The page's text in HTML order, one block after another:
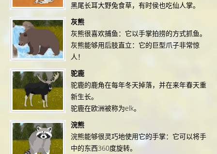
黑尾长耳大野兔食草，有时侯也吃仙人掌。
灰熊
灰熊很喜欢捕鱼：它以手掌拍捞的方式抓鱼。
灰熊能够用后肢直立：它的巨型爪子非常惊
人！
驼鹿
驼鹿的鹿角在每年冬天掉落，并在来年春天重
新生长。
驼鹿在欧洲被称为elk。
浣熊
浣熊能够很灵巧地使用它的手掌：它可以将手
中的东西360度旋转。